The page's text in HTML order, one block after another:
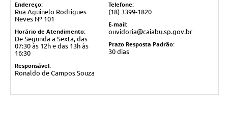
Endereço:
Rua Aguinelo Rodrigues
Neves Nº 101
Horário de Atendimento:
De Segunda a Sexta, das
07:30 às 12h e das 13h às
16:30
Responsável:
Ronaldo de Campos Souza
Telefone:
(18) 3399-1820
E-mail:
ouvidoria@caiabu.sp.gov.br
Prazo Resposta Padrão:
30 dias